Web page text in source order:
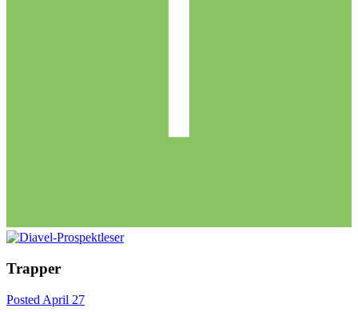
Trapper
Posted April 27